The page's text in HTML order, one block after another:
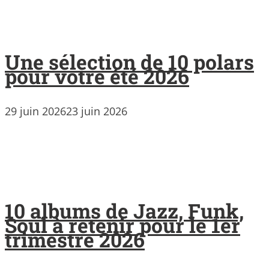
Une sélection de 10 polars
pour votre été 2026
29 juin 202623 juin 2026
10 albums de Jazz, Funk,
Soul à retenir pour le 1er
trimestre 2026